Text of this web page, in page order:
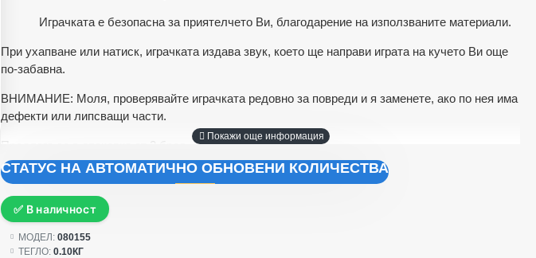
Играчката е безопасна за приятелчето Ви, благодарение на използваните материали.
При ухапване или натиск, играчката издава звук, което ще направи играта на кучето Ви още
по-забавна.
ВНИМАНИЕ: Моля, проверявайте играчката редовно за повреди и я заменете, ако по нея има
дефекти или липсващи части.
Предлага се в опаковка от 2 броя.
СТАТУС НА АВТОМАТИЧНО ОБНОВЕНИ КОЛИЧЕСТВА
✅ В наличност
МОДЕЛ: 080155
ТЕГЛО: 0.10КГ